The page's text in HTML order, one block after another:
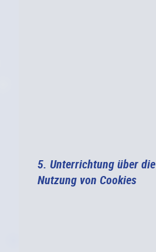
5. Unterrichtung über die
Nutzung von Cookies